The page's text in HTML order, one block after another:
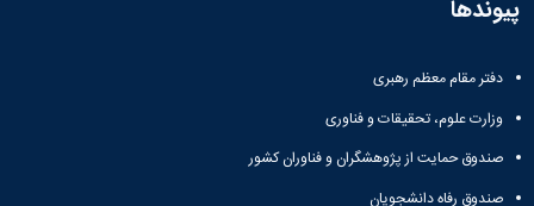
پیوندها
دفتر مقام معظم رهبری
وزارت علوم، تحقیقات و فناوری
صندوق حمایت از پژوهشگران و فناوران کشور
صندوق رفاه دانشجویان